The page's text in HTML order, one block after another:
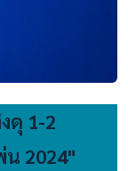
ดุ 1-2
น 2024"